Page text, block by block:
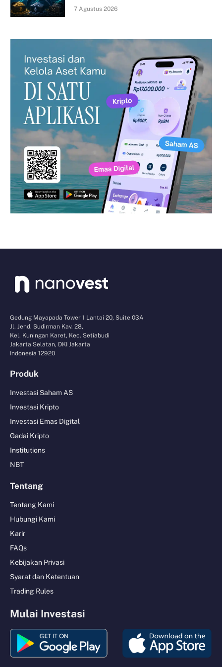
7 Agustus 2026
Gedung Mayapada Tower 1 Lantai 20, Suite 03A
Jl. Jend. Sudirman Kav. 28,
Kel. Kuningan Karet, Kec. Setiabudi
Jakarta Selatan, DKI Jakarta
Indonesia 12920
Produk
Investasi Saham AS
Investasi Kripto
Investasi Emas Digital
Gadai Kripto
Institutions
NBT
Tentang
Tentang Kami
Hubungi Kami
Karir
FAQs
Kebijakan Privasi
Syarat dan Ketentuan
Trading Rules
Mulai Investasi